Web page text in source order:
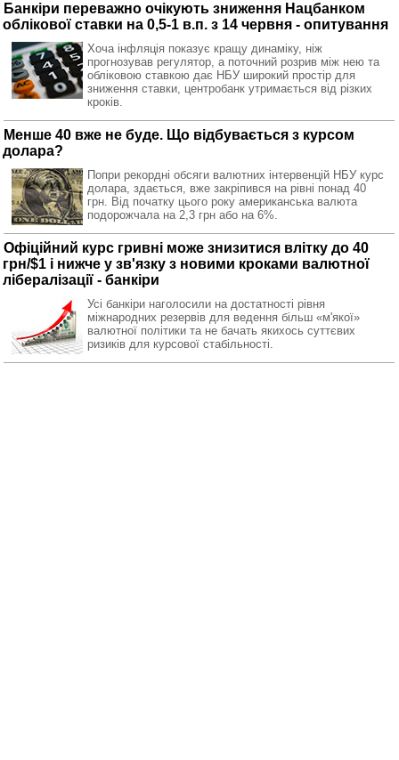
Банкіри переважно очікують зниження Нацбанком
облікової ставки на 0,5-1 в.п. з 14 червня - опитування
Хоча інфляція показує кращу динаміку, ніж
прогнозував регулятор, а поточний розрив між нею та
обліковою ставкою дає НБУ широкий простір для
зниження ставки, центробанк утримається від різких
кроків.
Менше 40 вже не буде. Що відбувається з курсом
долара?
Попри рекордні обсяги валютних інтервенцій НБУ курс
долара, здається, вже закріпився на рівні понад 40
грн. Від початку цього року американська валюта
подорожчала на 2,3 грн або на 6%.
Офіційний курс гривні може знизитися влітку до 40
грн/$1 і нижче у зв'язку з новими кроками валютної
лібералізації - банкіри
Усі банкіри наголосили на достатності рівня
міжнародних резервів для ведення більш «м'якої»
валютної політики та не бачать якихось суттєвих
ризиків для курсової стабільності.